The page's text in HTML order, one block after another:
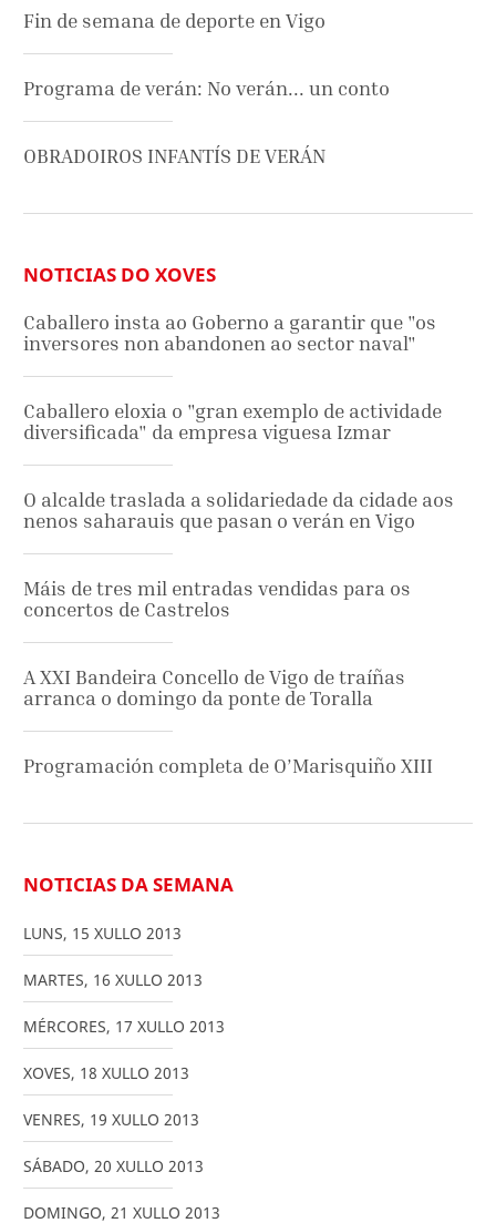
Fin de semana de deporte en Vigo
Programa de verán: No verán... un conto
OBRADOIROS INFANTÍS DE VERÁN
NOTICIAS DO XOVES
Caballero insta ao Goberno a garantir que "os
inversores non abandonen ao sector naval"
Caballero eloxia o "gran exemplo de actividade
diversificada" da empresa viguesa Izmar
O alcalde traslada a solidariedade da cidade aos
nenos saharauis que pasan o verán en Vigo
Máis de tres mil entradas vendidas para os
concertos de Castrelos
A XXI Bandeira Concello de Vigo de traíñas
arranca o domingo da ponte de Toralla
Programación completa de O’Marisquiño XIII
NOTICIAS DA SEMANA
LUNS, 15 XULLO 2013
MARTES, 16 XULLO 2013
MÉRCORES, 17 XULLO 2013
XOVES, 18 XULLO 2013
VENRES, 19 XULLO 2013
SÁBADO, 20 XULLO 2013
DOMINGO, 21 XULLO 2013